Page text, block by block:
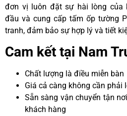
đơn vị luôn đặt sự hài lòng của
đầu và cung cấp tấm ốp tường
tranh, đảm bảo sự hợp lý và tiết
Cam kết tại Nam
Chất lượng là điều miễn bàn
Giá cả càng không cần phải
Sẵn sàng vận chuyển tận
khách hàng